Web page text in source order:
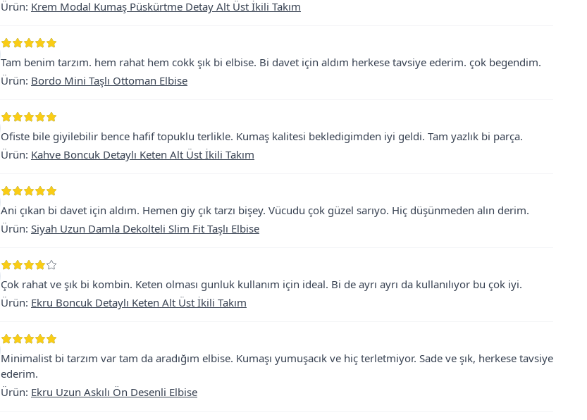
Ürün: Krem Modal Kumaş Püskürtme Detay Alt Üst İkili Takım
Tam benim tarzım. hem rahat hem cokk şık bi elbise. Bi davet için aldım herkese tavsiye ederim. çok begendim.
Ürün: Bordo Mini Taşlı Ottoman Elbise
Ofiste bile giyilebilir bence hafif topuklu terlikle. Kumaş kalitesi bekledigimden iyi geldi. Tam yazlık bi parça.
Ürün: Kahve Boncuk Detaylı Keten Alt Üst İkili Takım
Ani çıkan bi davet için aldım. Hemen giy çık tarzı bişey. Vücudu çok güzel sarıyo. Hiç düşünmeden alın derim.
Ürün: Siyah Uzun Damla Dekolteli Slim Fit Taşlı Elbise
Çok rahat ve şık bi kombin. Keten olması gunluk kullanım için ideal. Bi de ayrı ayrı da kullanılıyor bu çok iyi.
Ürün: Ekru Boncuk Detaylı Keten Alt Üst İkili Takım
Minimalist bi tarzım var tam da aradığım elbise. Kumaşı yumuşacık ve hiç terletmiyor. Sade ve şık, herkese tavsiye
ederim.
Ürün: Ekru Uzun Askılı Ön Desenli Elbise